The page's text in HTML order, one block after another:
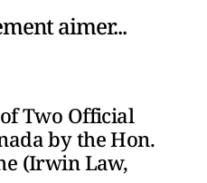
aimer...
Two Official
by the Hon.
(Irwin Law,